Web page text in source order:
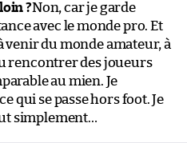
?Non, car je garde
avec le monde pro. Et
venir du monde amateur, à
rencontrer des joueurs
au mien. Je
qui se passe hors foot. Je
simplement…